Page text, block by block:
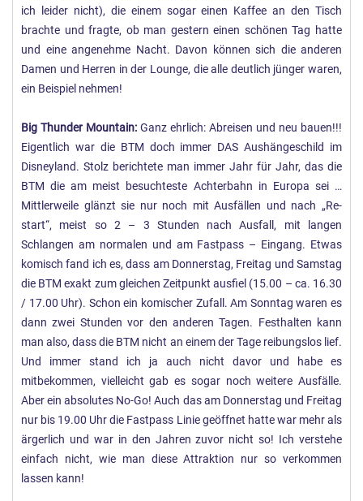
ich leider nicht), die einem sogar einen Kaffee an den Tisch
brachte und fragte, ob man gestern einen schönen Tag hatte
und eine angenehme Nacht. Davon können sich die anderen
Damen und Herren in der Lounge, die alle deutlich jünger waren,
ein Beispiel nehmen!
Big Thunder Mountain: Ganz ehrlich: Abreisen und neu bauen!!!
Eigentlich war die BTM doch immer DAS Aushängeschild im
Disneyland. Stolz berichtete man immer Jahr für Jahr, das die
BTM die am meist besuchteste Achterbahn in Europa sei …
Mittlerweile glänzt sie nur noch mit Ausfällen und nach „Re-
start“, meist so 2 – 3 Stunden nach Ausfall, mit langen
Schlangen am normalen und am Fastpass – Eingang. Etwas
komisch fand ich es, dass am Donnerstag, Freitag und Samstag
die BTM exakt zum gleichen Zeitpunkt ausfiel (15.00 – ca. 16.30
/ 17.00 Uhr). Schon ein komischer Zufall. Am Sonntag waren es
dann zwei Stunden vor den anderen Tagen. Festhalten kann
man also, dass die BTM nicht an einem der Tage reibungslos lief.
Und immer stand ich ja auch nicht davor und habe es
mitbekommen, vielleicht gab es sogar noch weitere Ausfälle.
Aber ein absolutes No-Go! Auch das am Donnerstag und Freitag
nur bis 19.00 Uhr die Fastpass Linie geöffnet hatte war mehr als
ärgerlich und war in den Jahren zuvor nicht so! Ich verstehe
einfach nicht, wie man diese Attraktion nur so verkommen
lassen kann!